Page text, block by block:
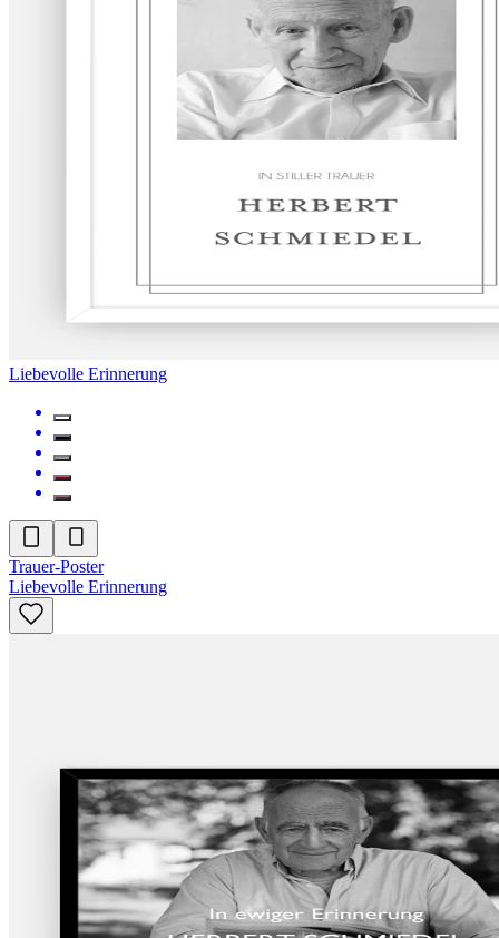
Liebevolle Erinnerung
Trauer-Poster
Liebevolle Erinnerung